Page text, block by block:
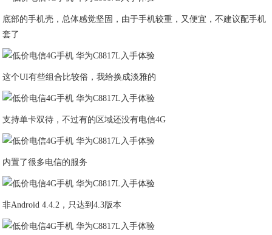
底部的手机壳，总体感觉坚固，由于手机较重，又便宜，不建议配手机
套了
这个UI有些组合比较俗，我给换成淡雅的
支持单卡双待，不过有的区域还没有电信4G
内置了很多电信的服务
非Android 4.4.2，只达到4.3版本